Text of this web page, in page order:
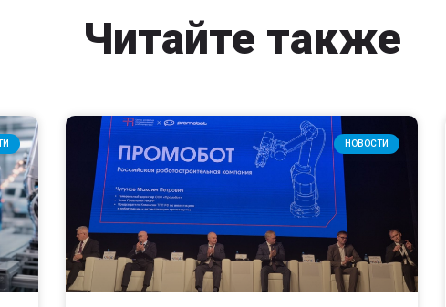
Читайте также
НОВОСТИ